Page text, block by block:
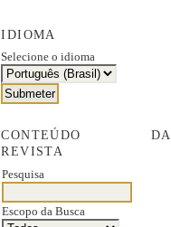
IDIOMA
Selecione o idioma
CONTEÚDO DA
REVISTA
Pesquisa
Escopo da Busca